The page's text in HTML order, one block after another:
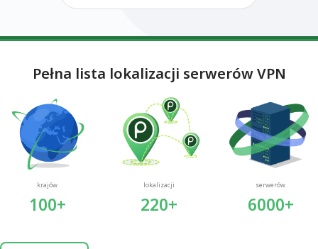
Pełna lista lokalizacji serwerów VPN
krajów
100+
lokalizacji
220+
serwerów
6000+